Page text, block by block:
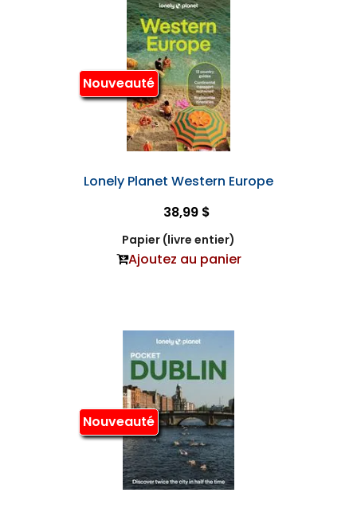
Nouveauté
Lonely Planet Western Europe
38,99 $
Papier (livre entier)
Ajoutez au panier
Nouveauté